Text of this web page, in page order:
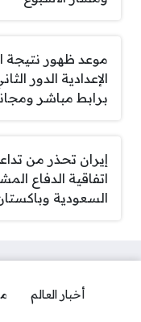
موعد ظهور نتيجة
الإعدادية الدور
برابط مباشر
إيران تحذر من
اتفاقية الدفاع
السعودية
أخبار العالم